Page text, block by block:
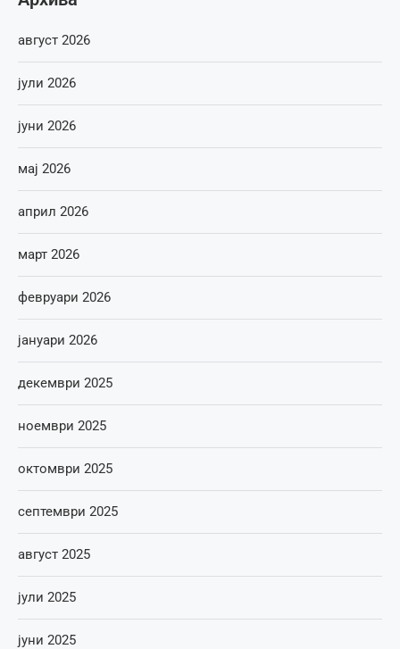
август 2026
јули 2026
јуни 2026
мај 2026
април 2026
март 2026
февруари 2026
јануари 2026
декември 2025
ноември 2025
октомври 2025
септември 2025
август 2025
јули 2025
јуни 2025